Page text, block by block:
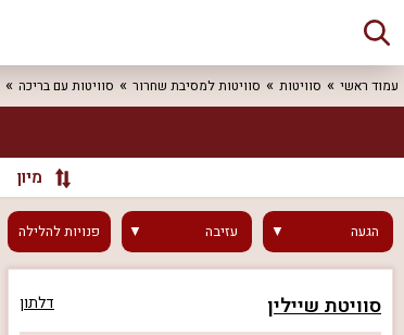
עמוד ראשי סוויטות סוויטות למסיבת שחרור סוויטות עם בריכה
מיון
הגעה עזיבה פנויותלהלילה
סוויטת שיילין דלתון